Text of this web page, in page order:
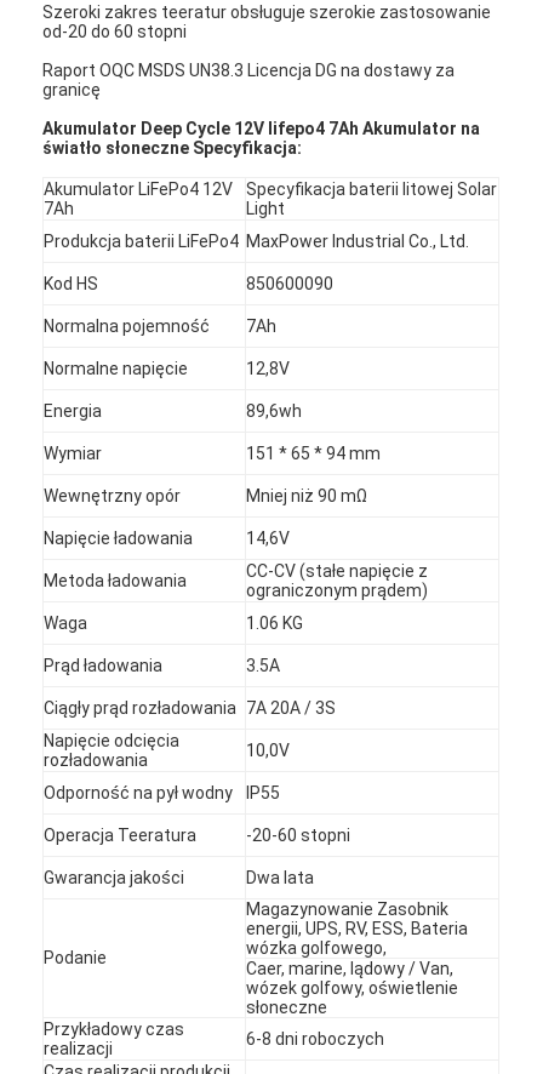
O nas
Szeroki zakres teeratur obsługuje szerokie zastosowanie
od-20 do 60 stopni
Raport OQC MSDS UN38.3 Licencja DG na dostawy za
granicę
Akumulator Deep Cycle 12V lifepo4 7Ah Akumulator na
światło słoneczne Specyfikacja:
Akumulator LiFePo4 12V
7Ah
Specyfikacja baterii litowej Solar
Light
Produkcja baterii LiFePo4 MaxPower Industrial Co., Ltd.
Kod HS 850600090
Normalna pojemność 7Ah
Normalne napięcie 12,8V
Energia 89,6wh
Wymiar 151 * 65 * 94 mm
Wewnętrzny opór Mniej niż 90 mΩ
Napięcie ładowania 14,6V
Metoda ładowania
CC-CV (stałe napięcie z
ograniczonym prądem)
Waga
1.06 KG
Prąd ładowania 3.5A
Ciągły prąd rozładowania
7A 20A / 3S
Napięcie odcięcia
rozładowania
10,0V
Odporność na pył wodny IP55
Operacja Teeratura -20-60 stopni
Gwarancja jakości Dwa lata
Podanie
Magazynowanie Zasobnik
energii, UPS, RV, ESS, Bateria
wózka golfowego,
Caer, marine, lądowy / Van,
wózek golfowy, oświetlenie
słoneczne
Przykładowy czas
realizacji
6-8 dni roboczych